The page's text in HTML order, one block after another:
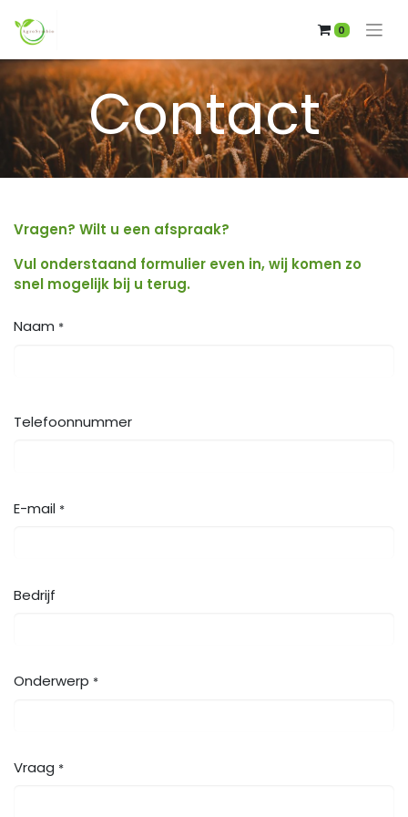
0
Contact
Vragen? Wilt u een afspraak?
Vul onderstaand formulier even in, wij komen zo
snel mogelijk bij u terug.
Naam *
Telefoonnummer
E-mail *
Bedrijf
Onderwerp *
Vraag *